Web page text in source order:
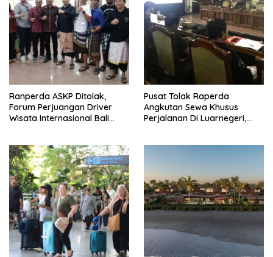
Ranperda ASKP Ditolak,
Forum Perjuangan Driver
Wisata Internasional Bali
Pusat Tolak Raperda
Angkutan Sewa Khusus
Perjalanan Di Luarnegeri,